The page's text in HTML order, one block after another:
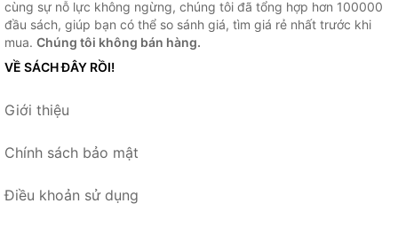
cùng sự nỗ lực không ngừng, chúng tôi đã tổng hợp hơn 100000
đầu sách, giúp bạn có thể so sánh giá, tìm giá rẻ nhất trước khi
mua. Chúng tôi không bán hàng.
VỀ SÁCH ĐÂY RỒI!
Giới thiệu
Chính sách bảo mật
Điều khoản sử dụng